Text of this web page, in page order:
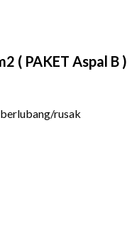
( PAKET Aspal B )
rusak